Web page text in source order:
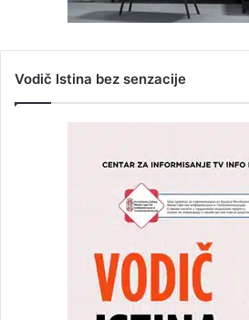
Vodič Istina bez senzacije